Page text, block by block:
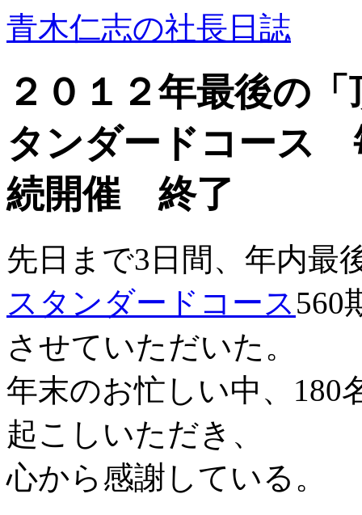
青木仁志の社長日誌
２０１２年最後の
タンダードコース
続開催 終了
先日まで3日間、年内最
スタンダードコース560
させていただいた。
年末のお忙しい中、180
起こしいただき、
心から感謝している。